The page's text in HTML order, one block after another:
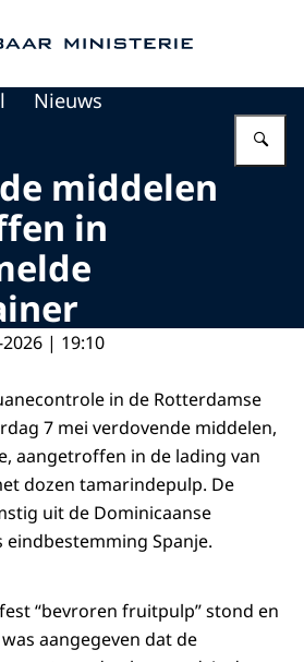
Nieuws
middelen
in
2026 | 19:10
in de Rotterdamse
7 mei verdovende middelen,
aangetroffen in de lading van
dozen tamarindepulp. De
uit de Dominicaanse
eindbestemming Spanje.
“bevroren fruitpulp” stond en
aangegeven dat de